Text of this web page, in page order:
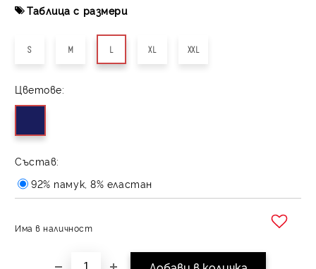
Таблица с размери
S M L XL XXL
Цветове:
Състав:
92% памук, 8% еластан
Има в наличност